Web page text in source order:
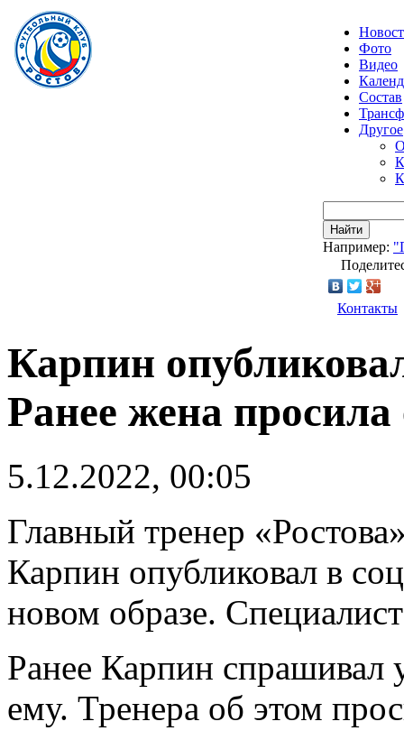
Фото
Видео
Состав
Другое
Найти
Например:
Контакты
Карпин
Ранее жена просила
5.12.2022, 00:05
Главный тренер
Карпин опубликовал в
новом образе.
Ранее Карпин спрашивал
ему. Тренера об этом